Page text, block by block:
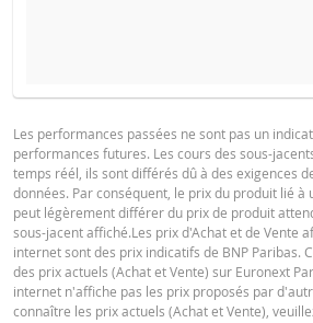
COURS DU SOUS-JACENT ATTENDU
PÉRIODE
1 Jour 1 Semaine 1
PROSPECTUS DE BASE
Français (France)
FINAL TERMS
Les performances passées ne sont pas un
performances futures. Les cours des sous-
temps réél, ils sont différés dû à des exigences
données. Par conséquent, le prix du produit lié à
peut légèrement différer du prix de produit
sous-jacent affiché.Les prix d'Achat et de Vente
internet sont des prix indicatifs de BNP Paribas.
des prix actuels (Achat et Vente) sur Euronext
internet n'affiche pas les prix proposés par
connaître les prix actuels (Achat et Vente),